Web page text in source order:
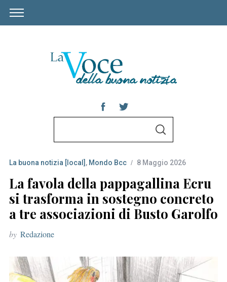
r
c
h
f
o
r
S
C
H
La buona notizia [local] , Mondo Bcc 8 Maggio 2026
La favola della pappagallina Ecru
si trasforma in sostegno concreto
a tre associazioni di Busto Garolfo
by Redazione